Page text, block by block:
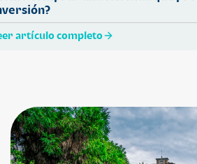
artículo completo